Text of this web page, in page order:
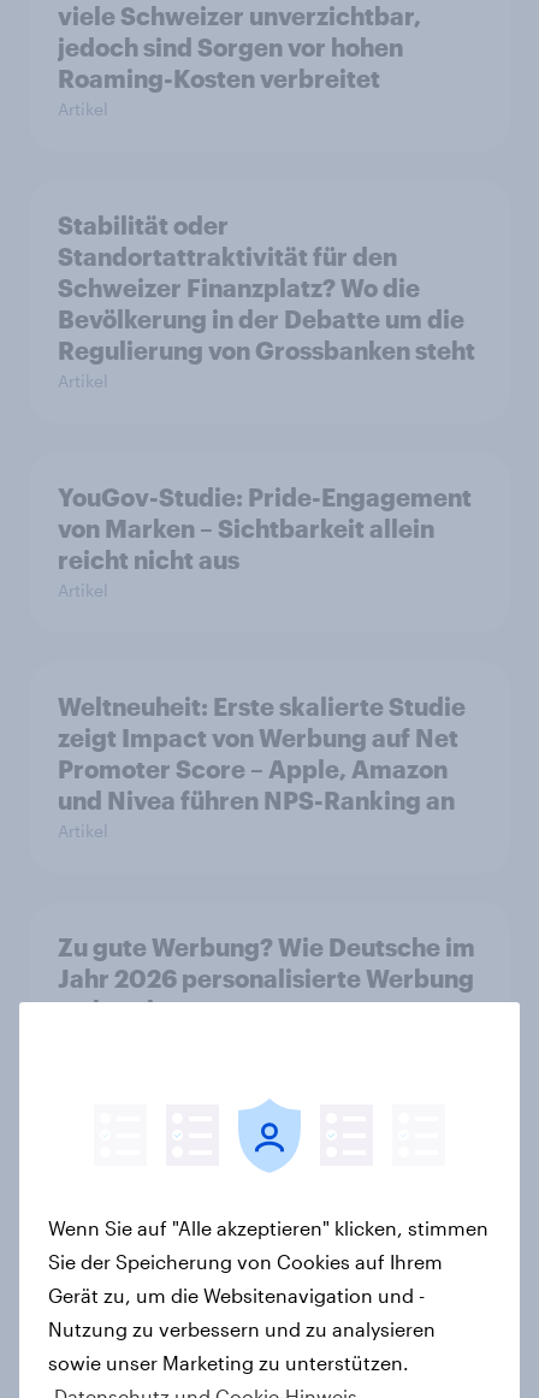
viele Schweizer unverzichtbar,
jedoch sind Sorgen vor hohen
Roaming-Kosten verbreitet
Artikel
Stabilität oder
Standortattraktivität für den
Schweizer Finanzplatz? Wo die
Bevölkerung in der Debatte um die
Regulierung von Grossbanken steht
Artikel
YouGov-Studie: Pride-Engagement
von Marken – Sichtbarkeit allein
reicht nicht aus
Artikel
Weltneuheit: Erste skalierte Studie
zeigt Impact von Werbung auf Net
Promoter Score – Apple, Amazon
und Nivea führen NPS-Ranking an
Artikel
Zu gute Werbung? Wie Deutsche im
Jahr 2026 personalisierte Werbung
wahrnehmen
Barrierefreiheit für sehbehinderte
Artikel
Einführung des YouGov AI Agent
ermöglicht konversationelle
Wenn Sie auf "Alle akzeptieren" klicken, stimmen
Sie der Speicherung von Cookies auf Ihrem
Gerät zu, um die Websitenavigation und -
Nutzung zu verbessern und zu analysieren
sowie unser Marketing zu unterstützen.